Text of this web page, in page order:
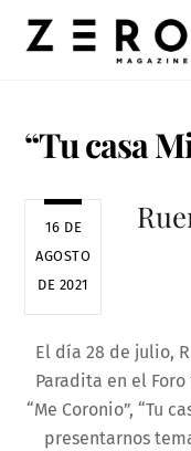
“Tu casa
16 DE
AGOSTO
DE 2021
El día 28 de julio,
Paradita en el
“Me Coronio”, “Tu
presentarnos